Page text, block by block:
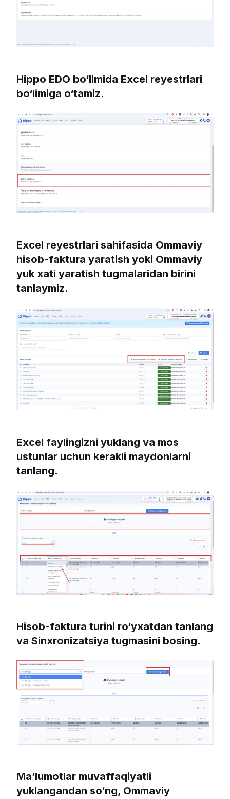
Hippo EDO bo‘limida Excel reyestrlari
bo‘limiga o‘tamiz.
Excel reyestrlari sahifasida Ommaviy
hisob-faktura yaratish yoki Ommaviy
yuk xati yaratish tugmalaridan birini
tanlaymiz.
Excel faylingizni yuklang va mos
ustunlar uchun kerakli maydonlarni
tanlang.
Hisob-faktura turini ro‘yxatdan tanlang
va Sinxronizatsiya tugmasini bosing.
Ma’lumotlar muvaffaqiyatli
yuklangandan so‘ng, Ommaviy